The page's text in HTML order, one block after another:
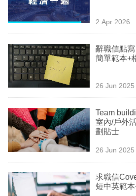
理
商
科
技
職
場
生
時
2 Apr 2026
辭職信點
簡單範本+
26 Jun 2025
Team
室內/戶外
劃貼士
26 Jun 2025
求職信
短中英範本